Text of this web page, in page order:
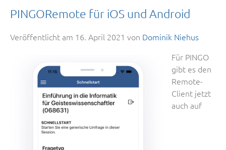
PINGORemote für iOS und Android
Veröffentlicht am 16. April 2021 von Dominik Niehus
Für PINGO
gibt es den
Remote-
Client jetzt
auch auf